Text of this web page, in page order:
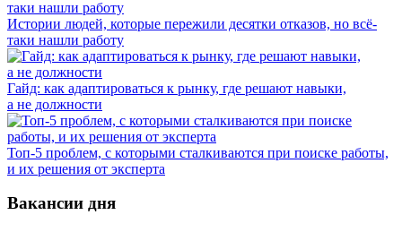
Истории людей, которые пережили десятки отказов, но всё-
таки нашли работу
Гайд: как адаптироваться к рынку, где решают навыки,
а не должности
Топ-5 проблем, с которыми сталкиваются при поиске работы,
и их решения от эксперта
Вакансии дня